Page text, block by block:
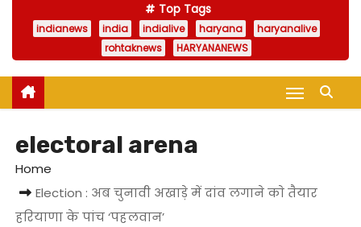
Top Tags
indianews india indialive haryana
haryanalive
rohtaknews
HARYANANEWS
electoral arena
Home
Election : अब चुनावी अखाड़े में दांव लगाने काे तैयार
हरियाणा के पांच ‘पहलवान’